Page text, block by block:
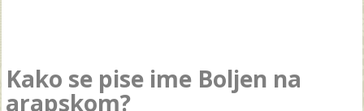
Kako se pise ime Boljen na
arapskom?